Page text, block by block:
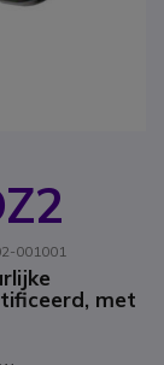
001001
met